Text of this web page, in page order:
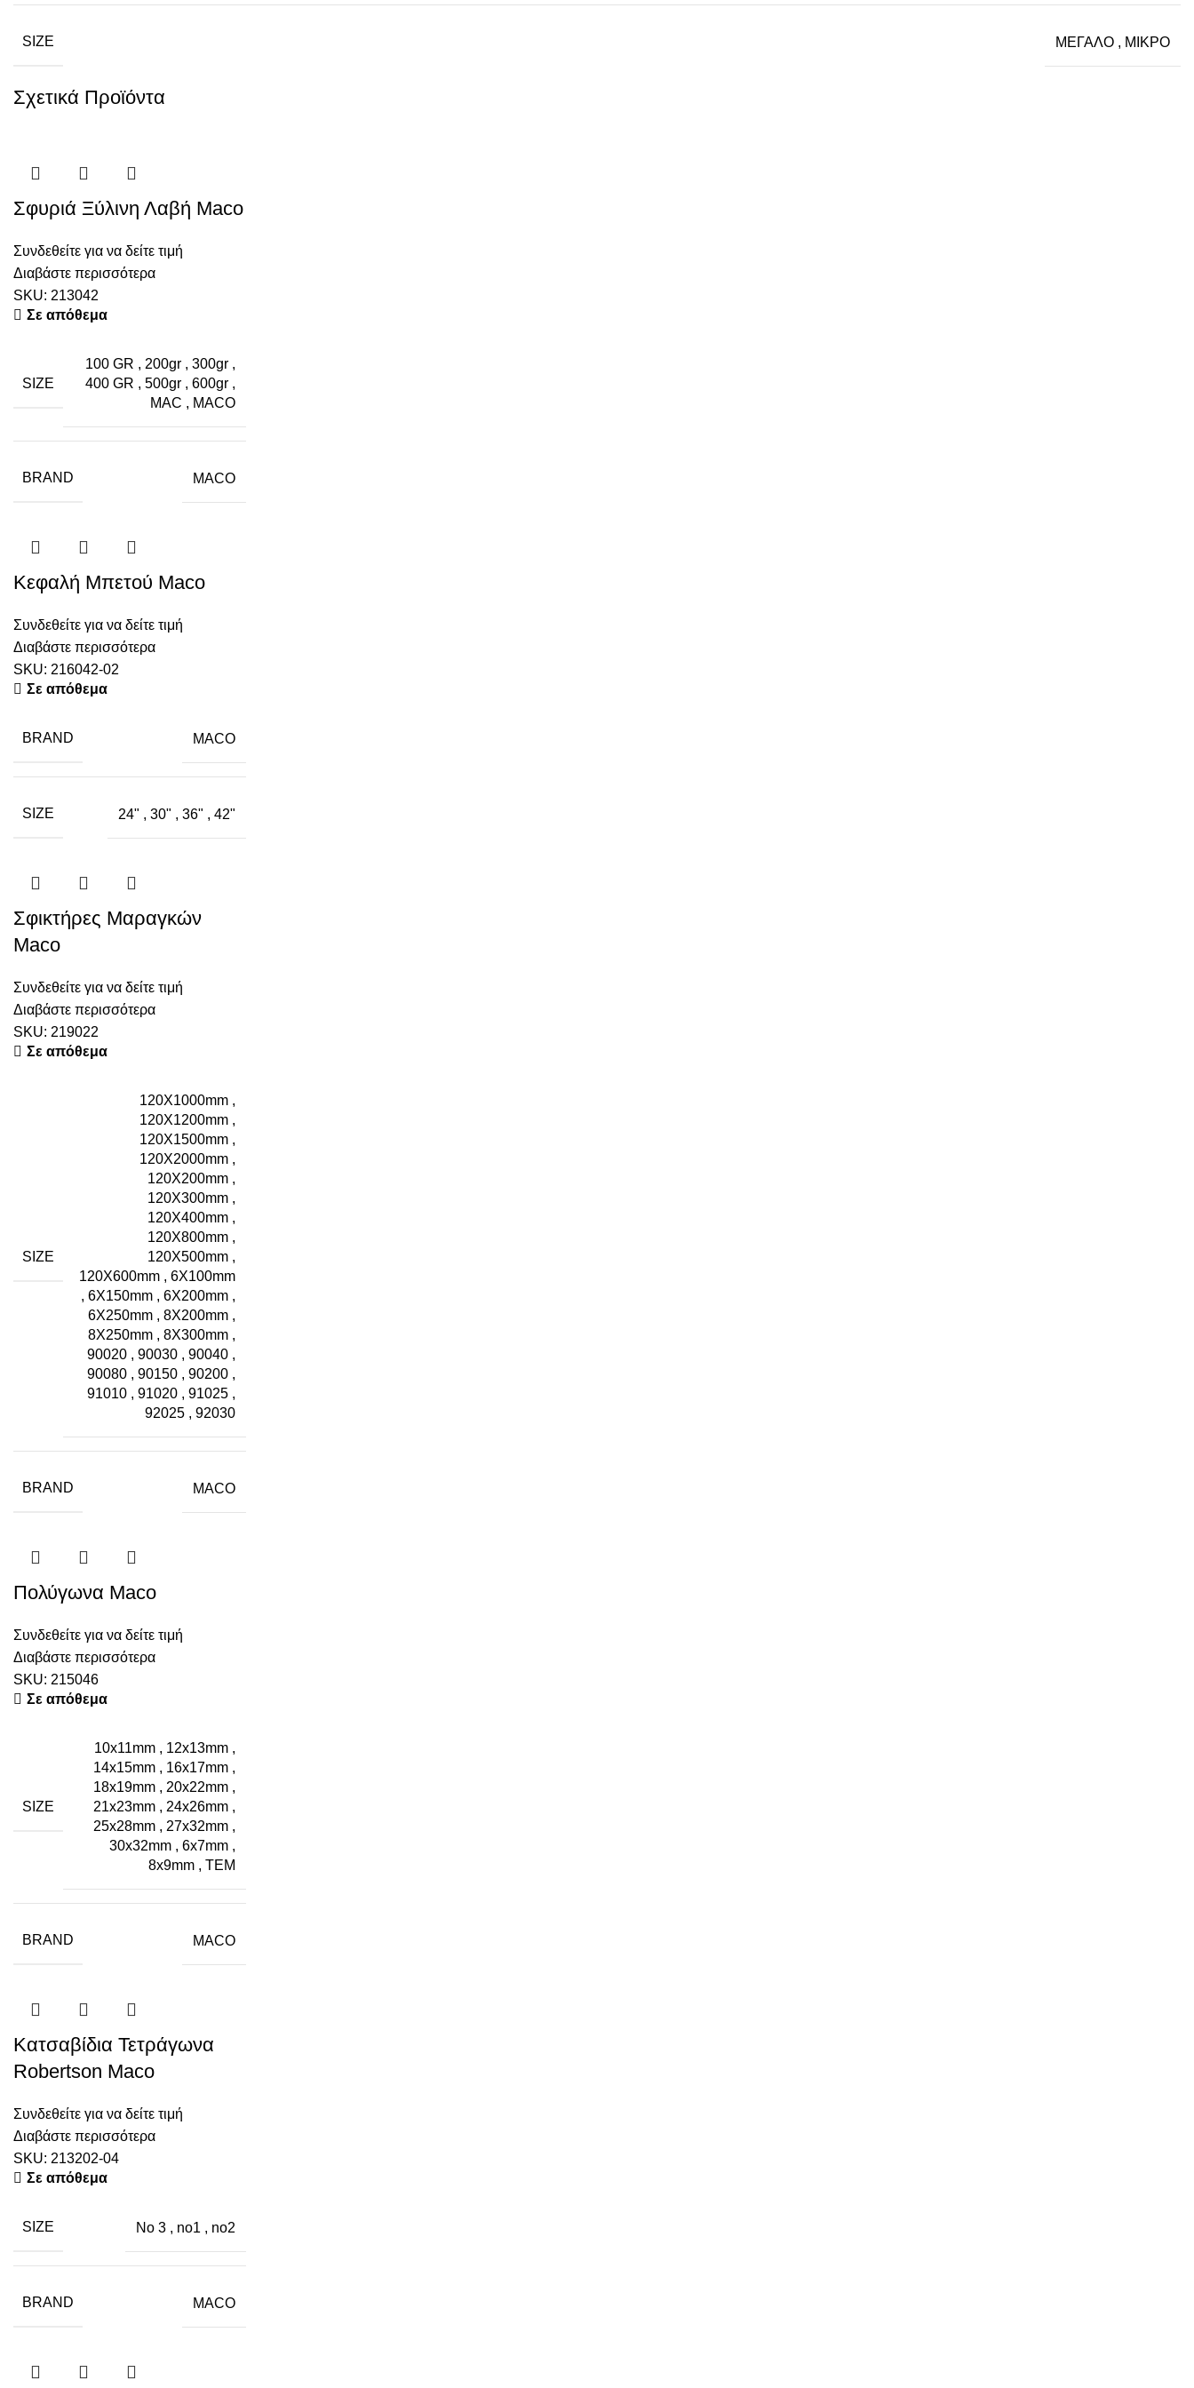
Πλέγματα
SIZE ΜΕΓΑΛΟ , ΜΙΚΡΟ
Σχετικά Προϊόντα
Σφυριά Ξύλινη Λαβή Maco
Συνδεθείτε για να δείτε τιμή
Διαβάστε περισσότερα
SKU: 213042
Σε απόθεμα
SIZE
100 GR , 200gr , 300gr ,
400 GR , 500gr , 600gr ,
MAC , MACO
BRAND MACO
Κεφαλή Μπετού Maco
Συνδεθείτε για να δείτε τιμή
Διαβάστε περισσότερα
SKU: 216042-02
Σε απόθεμα
BRAND MACO
SIZE 24" , 30" , 36" , 42"
Σφικτήρες Μαραγκών
Maco
Συνδεθείτε για να δείτε τιμή
Διαβάστε περισσότερα
SKU: 219022
Σε απόθεμα
SIZE
120X1000mm ,
120X1200mm ,
120X1500mm ,
120X2000mm ,
120X200mm ,
120X300mm ,
120X400mm ,
120X800mm ,
120Χ500mm ,
120Χ600mm , 6X100mm
, 6X150mm , 6X200mm ,
6X250mm , 8X200mm ,
8X250mm , 8X300mm ,
90020 , 90030 , 90040 ,
90080 , 90150 , 90200 ,
91010 , 91020 , 91025 ,
92025 , 92030
BRAND MACO
Πολύγωνα Maco
Συνδεθείτε για να δείτε τιμή
Διαβάστε περισσότερα
SKU: 215046
Σε απόθεμα
SIZE
10x11mm , 12x13mm ,
14x15mm , 16x17mm ,
18x19mm , 20x22mm ,
21x23mm , 24x26mm ,
25x28mm , 27x32mm ,
30x32mm , 6x7mm ,
8x9mm , ΤΕΜ
BRAND MACO
Κατσαβίδια Τετράγωνα
Robertson Maco
Συνδεθείτε για να δείτε τιμή
Διαβάστε περισσότερα
SKU: 213202-04
Σε απόθεμα
SIZE No 3 , no1 , no2
BRAND MACO